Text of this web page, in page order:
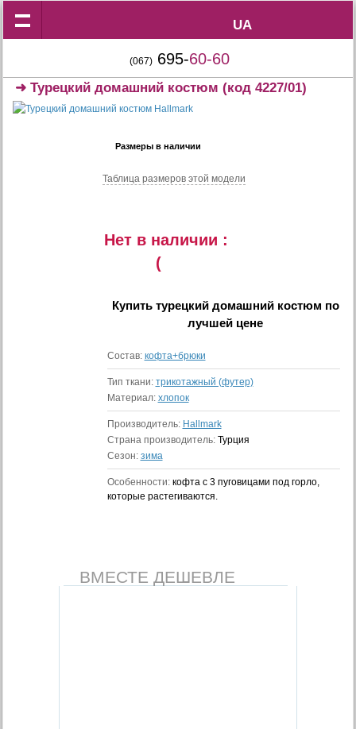
UA
UA
(067) 695-60-60
➜Турецкий домашний костюм (код 4227/01)
Размеры в наличии
Таблица размеров этой модели
Нет в наличии :
(
Купить турецкий домашний костюм по
лучшей цене
Состав: кофта+брюки
Тип ткани: трикотажный (футер)
Материал: хлопок
Производитель: Hallmark
Страна производитель: Турция
Сезон: зима
Особенности: кофта с 3 пуговицами под горло,
которые растегиваются.
ВМЕСТЕ ДЕШЕВЛЕ